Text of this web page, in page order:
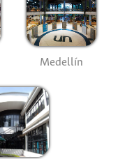
Medellín